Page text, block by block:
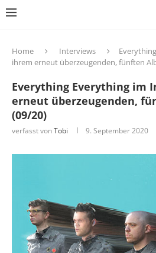
Home Interviews
ihrem erneut überzeugenden, fünften
Everything Everything im
erneut überzeugenden,
(09/20)
verfasst vonTobi 9. September 2020